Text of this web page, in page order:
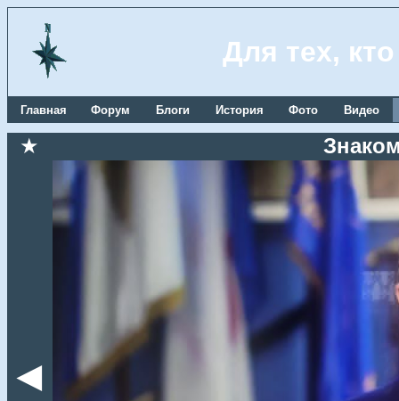
Для тех,
Главная Форум Блоги История Фото Видео
★
◄